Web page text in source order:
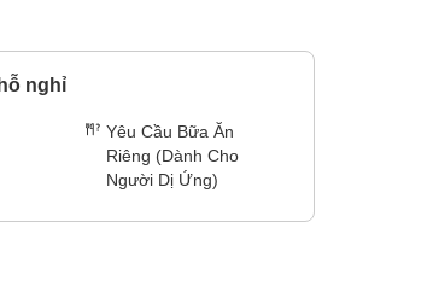
nghỉ
Yêu Cầu Bữa Ăn
Riêng (Dành Cho
Người Dị Ứng)